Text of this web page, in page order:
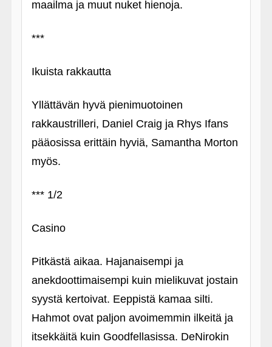
maailma ja muut nuket hienoja.
***
Ikuista rakkautta
Yllättävän hyvä pienimuotoinen
rakkaustrilleri, Daniel Craig ja Rhys Ifans
pääosissa erittäin hyviä, Samantha Morton
myös.
*** 1/2
Casino
Pitkästä aikaa. Hajanaisempi ja
anekdoottimaisempi kuin mielikuvat jostain
syystä kertoivat. Eeppistä kamaa silti.
Hahmot ovat paljon avoimemmin ilkeitä ja
itsekkäitä kuin Goodfellasissa. DeNirokin